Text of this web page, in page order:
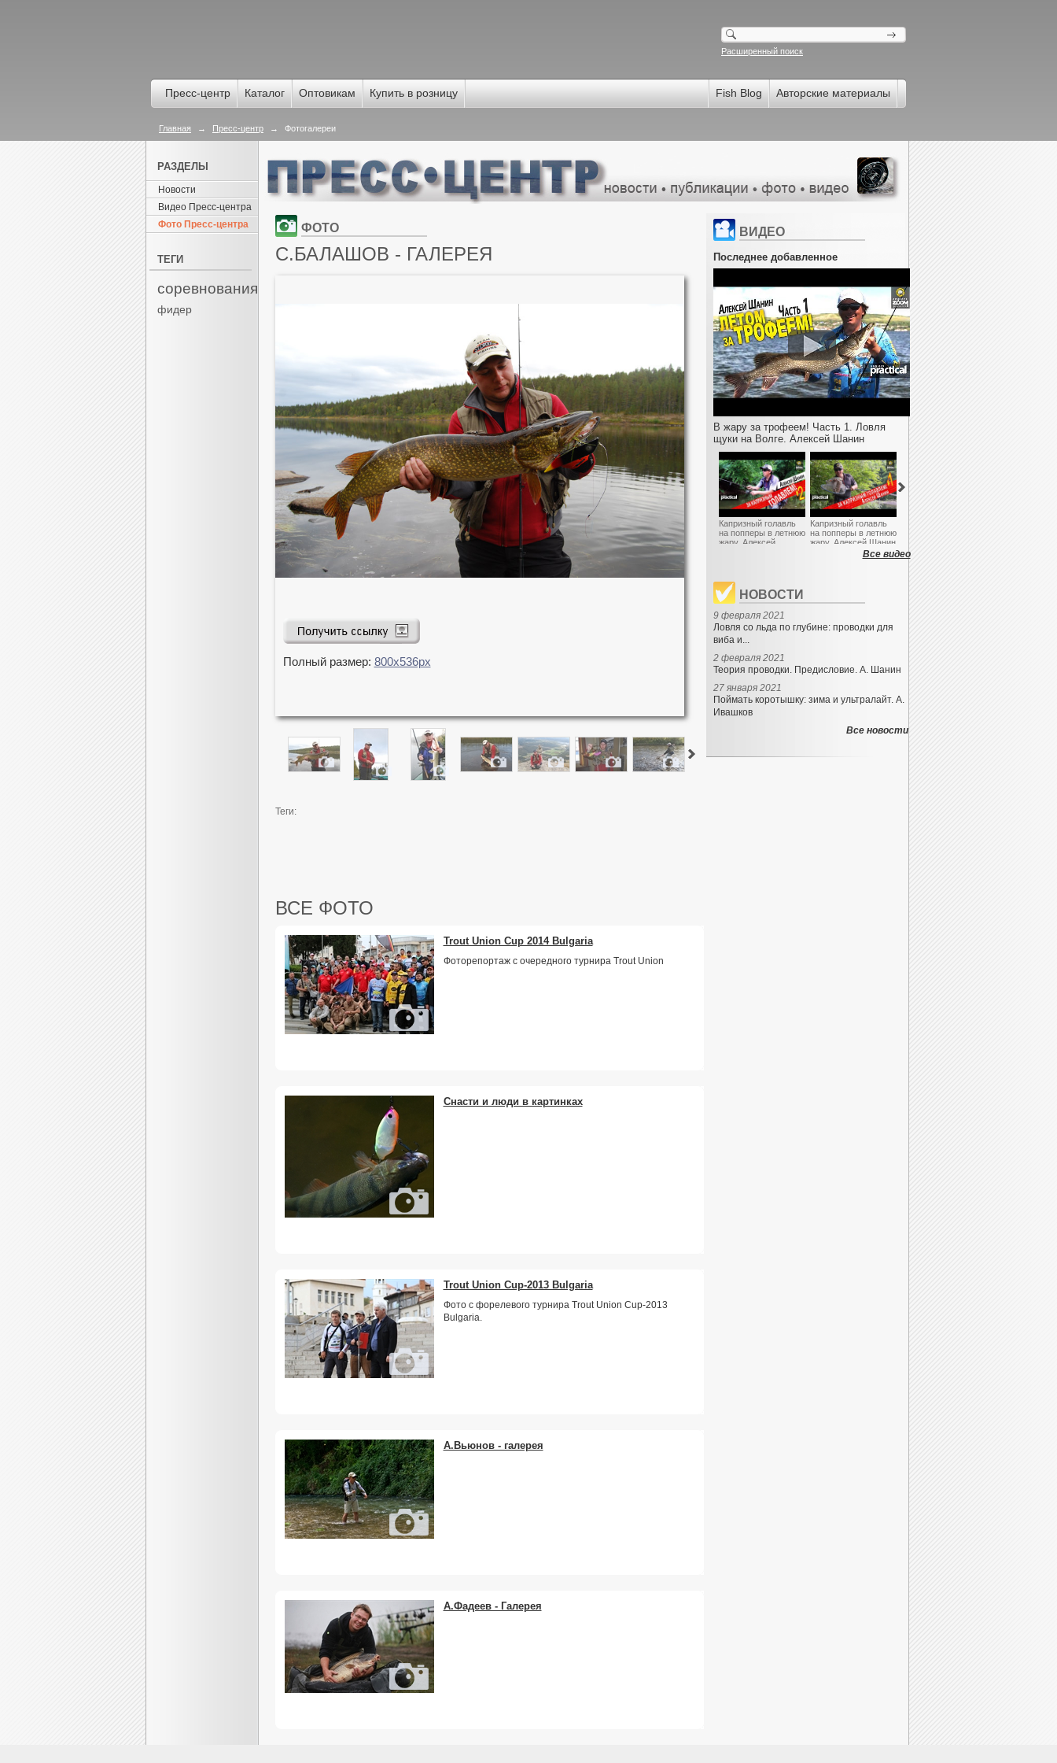
Расширенный поиск
Пресс-центр Каталог Оптовикам Купить в розницу Fish Blog Авторские материалы
Главная → Пресс-центр → Фотогалереи
РАЗДЕЛЫ
Новости
Видео Пресс-центра
Фото Пресс-центра
ТЕГИ
соревнования
фидер
ФОТО
С.БАЛАШОВ - ГАЛЕРЕЯ
Полный размер: 800x536px
Теги:
ВСЕ ФОТО
Trout Union Cup 2014 Bulgaria
Фоторепортаж с очередного турнира Trout Union
Снасти и люди в картинках
Trout Union Cup-2013 Bulgaria
Фото с форелевого турнира Trout Union Cup-2013
Bulgaria.
А.Вьюнов - галерея
А.Фадеев - Галерея
ВИДЕО
Последнее добавленное
В жару за трофеем! Часть 1. Ловля
щуки на Волге. Алексей Шанин
Капризный голавль
на попперы в летнюю
жару. Алексей
Капризный голавль
на попперы в летнюю
жару. Алексей Шанин
Часть1. Anglers
реке. Часть 2. А.
Евмененко. Anglers
Все видео
НОВОСТИ
9 февраля 2021
Ловля со льда по глубине: проводки для
виба и...
2 февраля 2021
Теория проводки. Предисловие. А. Шанин
27 января 2021
Поймать коротышку: зима и ультралайт. А.
Ивашков
Все новости